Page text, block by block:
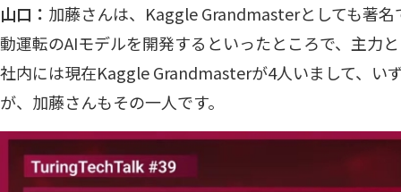
山口： 加藤さんは、Kaggle Grandmasterとしても著
動運転のAIモデルを開発するといったところで、主力
社内には現在Kaggle Grandmasterが4人いまして、い
が、加藤さんもその一人です。